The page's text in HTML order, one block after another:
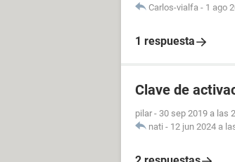
Carlos-vialfa - 1 ago
1 respuesta
Clave de
pilar - 30 sep 2019 a las
nati - 12 jun 2024 a